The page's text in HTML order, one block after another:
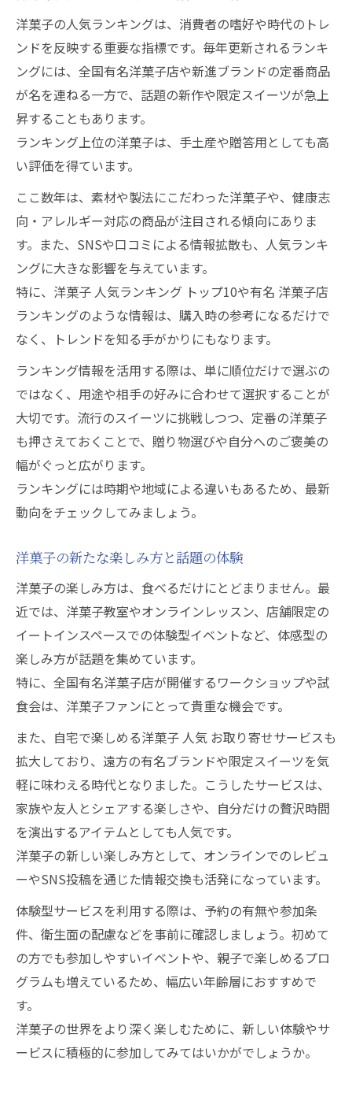
洋菓子の人気ランキングは、消費者の嗜好や時代のトレ
ンドを反映する重要な指標です。毎年更新されるランキ
ングには、全国有名洋菓子店や新進ブランドの定番商品
が名を連ねる一方で、話題の新作や限定スイーツが急上
昇することもあります。
ランキング上位の洋菓子は、手土産や贈答用としても高
い評価を得ています。
ここ数年は、素材や製法にこだわった洋菓子や、健康志
向・アレルギー対応の商品が注目される傾向にありま
す。また、SNSや口コミによる情報拡散も、人気ランキ
ングに大きな影響を与えています。
特に、洋菓子 人気ランキング トップ10や有名 洋菓子店
ランキングのような情報は、購入時の参考になるだけで
なく、トレンドを知る手がかりにもなります。
ランキング情報を活用する際は、単に順位だけで選ぶの
ではなく、用途や相手の好みに合わせて選択することが
大切です。流行のスイーツに挑戦しつつ、定番の洋菓子
も押さえておくことで、贈り物選びや自分へのご褒美の
幅がぐっと広がります。
ランキングには時期や地域による違いもあるため、最新
動向をチェックしてみましょう。
洋菓子の新たな楽しみ方と話題の体験
洋菓子の楽しみ方は、食べるだけにとどまりません。最
近では、洋菓子教室やオンラインレッスン、店舗限定の
イートインスペースでの体験型イベントなど、体感型の
楽しみ方が話題を集めています。
特に、全国有名洋菓子店が開催するワークショップや試
食会は、洋菓子ファンにとって貴重な機会です。
また、自宅で楽しめる洋菓子 人気 お取り寄せサービスも
拡大しており、遠方の有名ブランドや限定スイーツを気
軽に味わえる時代となりました。こうしたサービスは、
家族や友人とシェアする楽しさや、自分だけの贅沢時間
を演出するアイテムとしても人気です。
洋菓子の新しい楽しみ方として、オンラインでのレビュ
ーやSNS投稿を通じた情報交換も活発になっています。
体験型サービスを利用する際は、予約の有無や参加条
件、衛生面の配慮などを事前に確認しましょう。初めて
の方でも参加しやすいイベントや、親子で楽しめるプロ
グラムも増えているため、幅広い年齢層におすすめで
す。
洋菓子の世界をより深く楽しむために、新しい体験やサ
ービスに積極的に参加してみてはいかがでしょうか。